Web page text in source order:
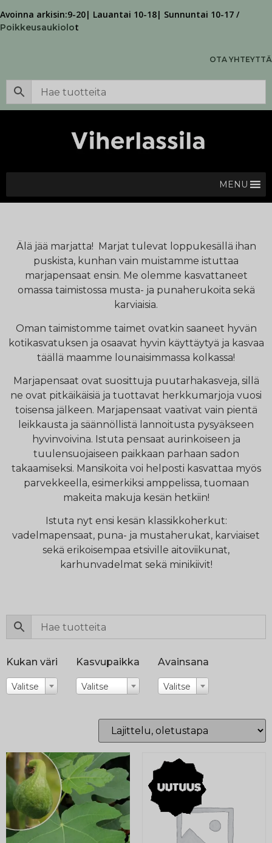
Avoinna arkisin:9-20| Lauantai 10-18| Sunnuntai 10-17 /
Poikkeusaukiolot
OTA YHTEYTTÄ
MENU
Älä jää marjatta! Marjat tulevat loppukesällä ihan
puskista, kunhan vain muistamme istuttaa
marjapensaat ensin. Me olemme kasvattaneet
omassa taimistossa musta- ja punaherukoita sekä
karviaisia.
Oman taimistomme taimet ovatkin saaneet hyvän
kotikasvatuksen ja osaavat hyvin käyttäytyä ja kasvaa
täällä maamme lounaisimmassa kolkassa!
Marjapensaat ovat suosittuja puutarhakasveja, sillä
ne ovat pitkäikäisiä ja tuottavat herkkumarjoja vuosi
toisensa jälkeen. Marjapensaat vaativat vain pientä
leikkausta ja säännöllistä lannoitusta pysyäkseen
hyvinvoivina. Istuta pensaat aurinkoiseen ja
tuulensuojaiseen paikkaan parhaan sadon
takaamiseksi. Mansikoita voi helposti kasvattaa myös
parvekkeella, esimerkiksi amppelissa, tuomaan
makeita makuja kesän hetkiin!
Istuta nyt ensi kesän klassikkoherkut:
vadelmapensaat, puna- ja mustaherukat, karviaiset
sekä erikoisempaa etsiville aitoviikunat,
karhunvadelmat sekä minikiivit!
Kukan väri
Valitse
Kasvupaikka
Valitse
Avainsana
Valitse